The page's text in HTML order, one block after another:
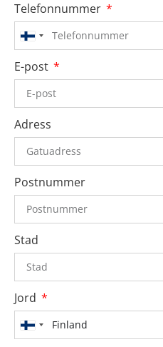
Telefonnummer
Finland
E-post
Adress
Postnummer
Stad
Jord
Finland